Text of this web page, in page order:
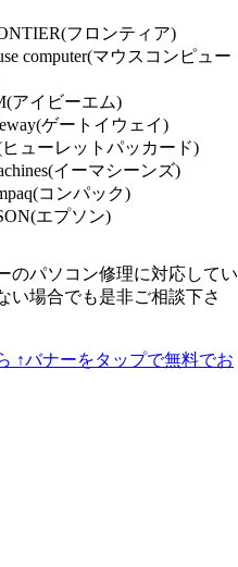
フロンティア)
computer(マウスコンピュー
アイビーエム)
ゲートイウェイ)
ヒューレットパッカード)
イーマシーンズ)
コンパック)
エプソン)
のパソコン修理に対応してい
い場合でも是非ご相談下さ
↑バナーをタップで無料でお